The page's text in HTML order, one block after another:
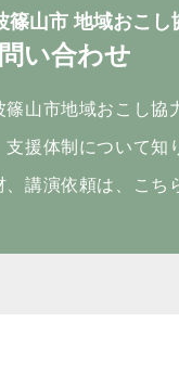
篠山市 地域おこし
い合わせ
篠山市地域おこし協
支援体制について知
、講演依頼は、こち